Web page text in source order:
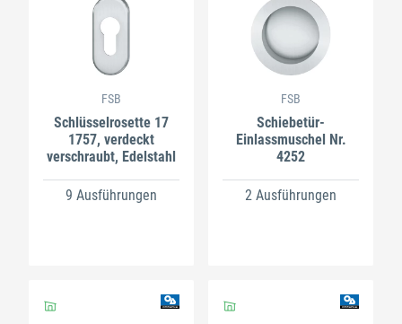
FSB
Schlüsselrosette 17
1757, verdeckt
verschraubt, Edelstahl
9 Ausführungen
FSB
Schiebetür-
Einlassmuschel Nr.
4252
2 Ausführungen